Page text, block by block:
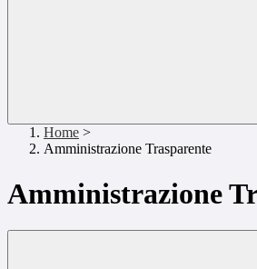
Home >
Amministrazione Trasparente
Amministrazione